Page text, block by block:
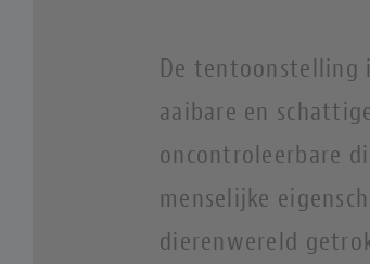
De tentoonstelling
aaibare en
oncontroleerbare
menselijke
dierenwereld